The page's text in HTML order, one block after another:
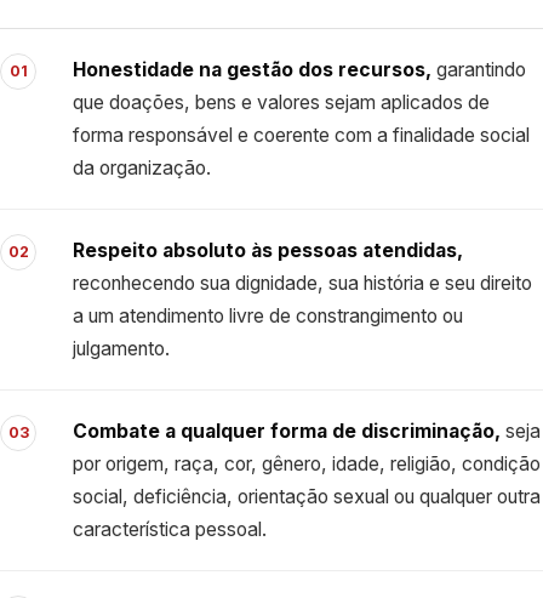
01 Honestidade na gestão dos recursos, garantindo
que doações, bens e valores sejam aplicados de
forma responsável e coerente com a finalidade social
da organização.
02
Respeito absoluto às pessoas atendidas,
reconhecendo sua dignidade, sua história e seu direito
a um atendimento livre de constrangimento ou
julgamento.
03 Combate a qualquer forma de discriminação, seja
por origem, raça, cor, gênero, idade, religião, condição
social, deficiência, orientação sexual ou qualquer outra
característica pessoal.